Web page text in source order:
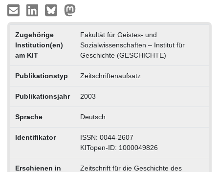
Zugehörige
Institution(en)
am KIT
Fakultät für Geistes- und
Sozialwissenschaften – Institut für
Geschichte (GESCHICHTE)
Publikationstyp Zeitschriftenaufsatz
Publikationsjahr 2003
Sprache Deutsch
Identifikator
ISSN: 0044-2607
KITopen-ID: 1000049826
Erschienen in Zeitschrift für die Geschichte des